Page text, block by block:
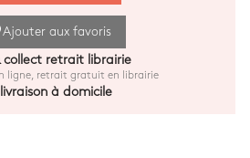
Ajouter aux favoris
collect retrait librairie
ligne, retrait gratuit en librairie
à domicile